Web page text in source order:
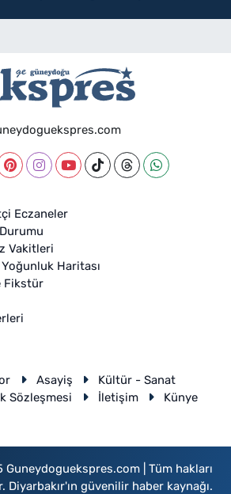
Eczaneler
Vakitleri
Haritası
Fikstür
Asayiş
Kültür - Sanat
Sözleşmesi İletişim Künye
| Tüm hakları
Diyarbakır'ın güvenilir haber kaynağı.